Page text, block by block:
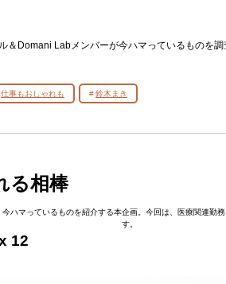
＆Domani Labメンバーが今ハマっているものを
仕事もおしゃれも 鈴木まき
る相棒
今ハマっているものを紹介する本企画。今回は、医療関連勤
す。
12